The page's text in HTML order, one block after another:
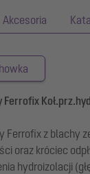
Akcesoria
Ferrofix
Ferrofix z blachy
oraz króciec
hydroizolacji